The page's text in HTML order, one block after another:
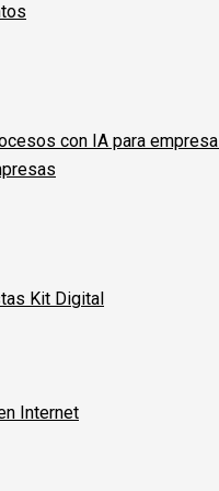
con IA para
Kit Digital
Internet